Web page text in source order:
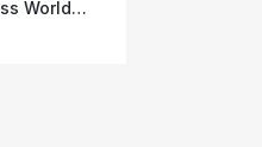
World